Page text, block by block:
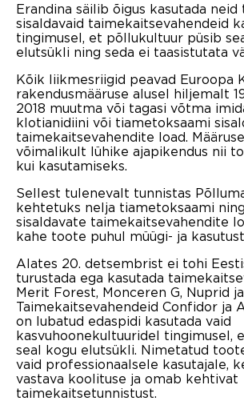
Erandina säilib õigus kasutada neid
sisaldavaid taimekaitsevahendeid
tingimusel, et põllukultuur püsib
elutsükli ning seda ei taasistutata
Kõik liikmesriigid peavad Euroopa
rakendusmääruse alusel hiljemalt
2018 muutma või tagasi võtma
klotianidiini või tiametoksaami
taimekaitsevahendite load.
võimalikult lühike ajapikendus nii
kui kasutamiseks.
Sellest tulenevalt tunnistas
kehtetuks nelja tiametoksaami
sisaldavate taimekaitsevahendite
kahe toote puhul müügi- ja
Alates 20. detsembrist ei tohi
turustada ega kasutada
Merit Forest, Monceren G, Nuprid
Taimekaitsevahendeid Confidor ja
on lubatud edaspidi kasutada vaid
kasvuhoonekultuuridel tingimusel,
seal kogu elutsükli. Nimetatud
vaid professionaalsele kasutajale,
vastava koolituse ja omab kehtivat
taimekaitsetunnistust.